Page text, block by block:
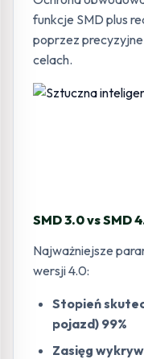
funkcje SMD plus
poprzez
celach.
SMD 3.0 vs SMD
Najważniejsze
wersji 4.0:
Stopień
pojazd) 99%
Zasięg